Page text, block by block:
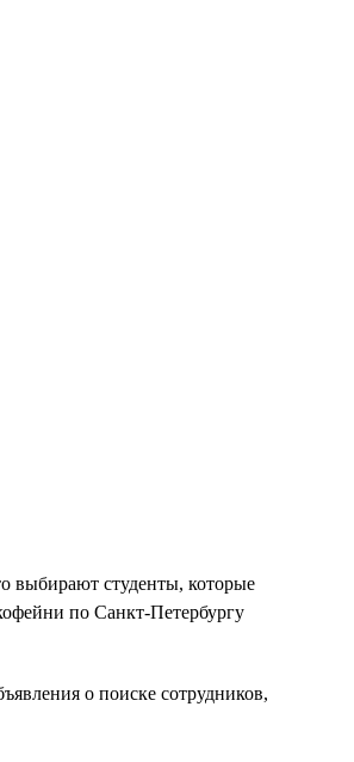
выбирают студенты, которые
по Санкт-Петербургу
о поиске сотрудников,